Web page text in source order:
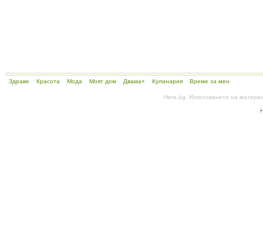
Здраве Красота Мода Моят дом Двама+ Кулинария Време за мен
Hera.bg. Използването на